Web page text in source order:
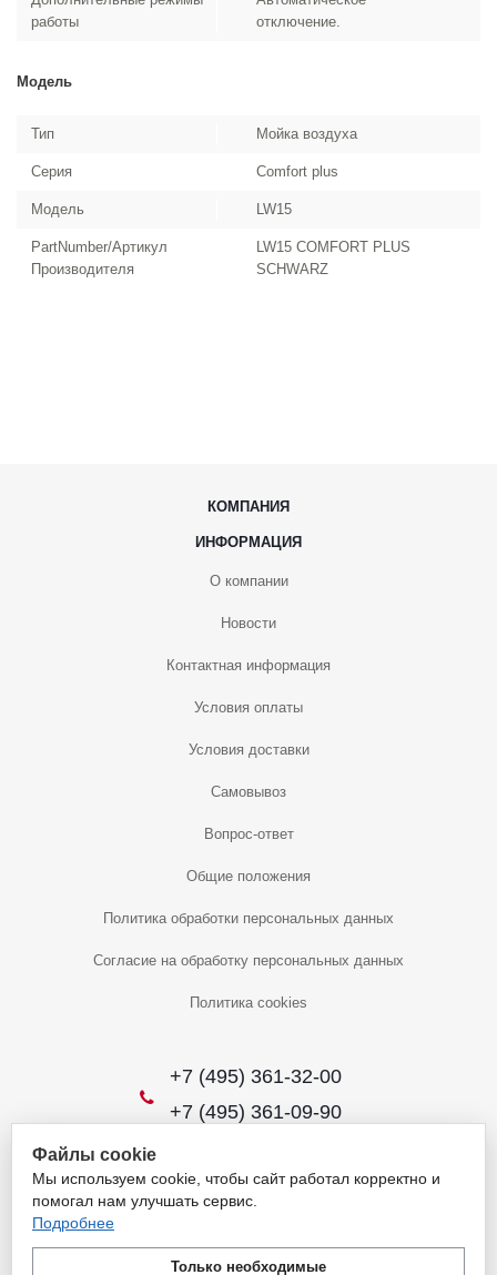
работы
отключение.
Модель
Тип Мойка воздуха
Серия Comfort plus
Модель LW15
PartNumber/Артикул
Производителя
LW15 COMFORT PLUS
SCHWARZ
КОМПАНИЯ
ИНФОРМАЦИЯ
О компании
Новости
Контактная информация
Условия оплаты
Условия доставки
Самовывоз
Вопрос-ответ
Общие положения
Политика обработки персональных данных
Согласие на обработку персональных данных
Политика cookies
+7 (495) 361-32-00
+7 (495) 361-09-90
2026 © Уникальный интернет-магазин
Обращаем ваше внимание на то, что данный интернет-сайт носит
не является публичной офертой, определяемой положениями
Файлы cookie
Мы используем cookie, чтобы сайт работал корректно и
помогал нам улучшать сервис.
Подробнее
Только необходимые